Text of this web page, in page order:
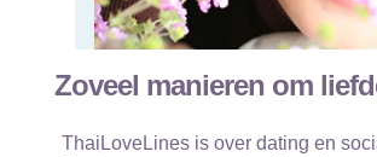
Zoveel manieren om
ThaiLoveLines is over dating en